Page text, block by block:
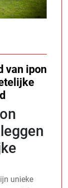
van ipon
unieke